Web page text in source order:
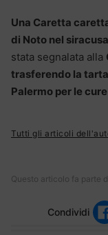
Una Caretta
di Noto nel
stata segnalata alla
trasferendo la
Palermo per le cure
Tutti gli articoli
Questo articolo fa parte
Condividi